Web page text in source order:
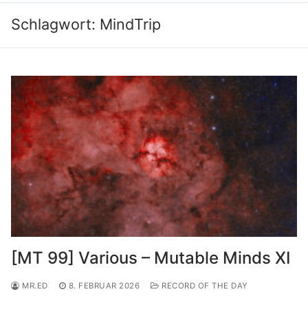
Schlagwort: MindTrip
[MT 99] Various – Mutable Minds XI
MR.ED 8. FEBRUAR 2026 RECORD OF THE DAY